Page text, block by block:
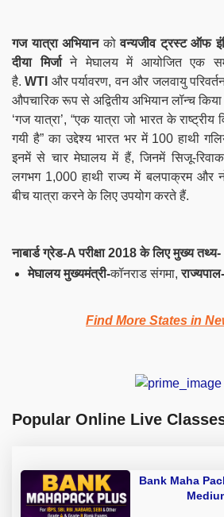
गज यात्रा अभियानकोवन्यजीव ट्रस्ट ऑफ
दीया मिर्जाने मेघालय में आयोजित एक
है.WTI और पर्यावरण, वन और जलवायु
औपचारिक रूप से अद्वितीय अभियान लॉन्च किया
‘गज यात्रा’, “एक यात्रा जो भारत के
गयी है” का उद्देश्य भारत भर में 100 हाथी
इनमें से चार मेघालय में हैं, जिनमें सिजू-रिवाक
लगभग 1,000 हाथी राज्य में बलपाक्रम और
बीच यात्रा करने के लिए उपयोग करते हैं.
नाबार्ड ग्रेड-A परीक्षा 2018 के लिए मुख्य तथ्य-
मेघालय मुख्यमंत्री-कॉनराड संगमा,
Find More States in
Popular Online Live
Bank Maha